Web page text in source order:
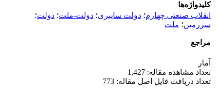
کلیدواژه‌ها
انقلاب صنعتی چهارم؛ دولت سایبری؛ دولت-ملت؛ دولت؛
سرزمین؛ ملت
مراجع
آمار
تعداد مشاهده مقاله: 1,427
تعداد دریافت فایل اصل مقاله: 773